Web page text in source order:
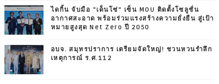
ไดกิ้น จับมือ “เด็นโซ่” เซ็น MOU ติดตั้งโซลูชั่น
อากาศสะอาด พร้อมร่วมแรงสร้างความยั่งยืน สู่เป้า
หมายสูงสุด Net Zero ปี 2050
อบจ. สมุทรปราการ เตรียมจัดใหญ่! ชวนหวนรำลึก
เหตุการณ์ ร.ศ.112